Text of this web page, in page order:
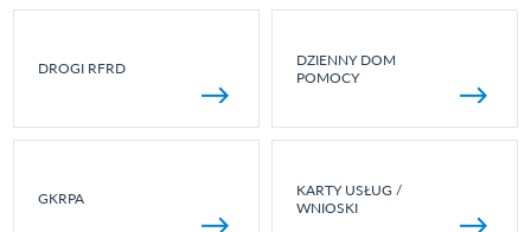
DROGI RFRD
DZIENNY DOM
POMOCY
GKRPA
KARTY USŁUG /
WNIOSKI